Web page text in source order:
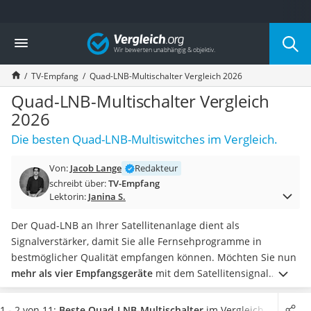
Die beliebtesten Vergleiche nach Kategorie
Elektronik
Powerstation
Monitor 32 Zoll 4K
Fernseher
Drucker
Desktop-PC
Monitor
Laser-Multifunktionsdrucker
Powerline-Adapter
Powerstation mit Solarpanel
Gaming-PC
Soundbar
17-Zoll-Laptop
Satellitenschüssel
Gaming-Headset
Vergleich
TV-Empfang Quad-LNB-Multischalter Vergleich 2026
Quad-LNB-Multischalter Vergleich
2026
Die besten Quad-LNB-Multiswitches im Vergleich.
Von: Jacob Lange
Redakteur
schreibt über:TV-Empfang
Lektorin: Janina S.
Der Quad-LNB an Ihrer Satellitenanlage dient als
Signalverstärker, damit Sie alle Fernsehprogramme in
bestmöglicher Qualität empfangen können. Möchten Sie nun
mehr als vier Empfangsgeräte mit dem Satellitensignal
versorgen, reicht der eingebauteMultischalternicht mehr
aus.Diverse Tests im Internet empfehlen in solchen Fällen